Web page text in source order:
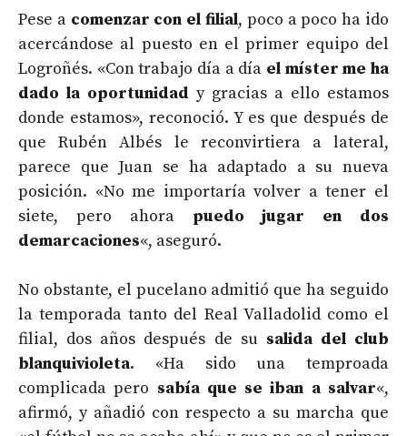
Pese a comenzar con el filial, poco a poco ha ido
acercándose al puesto en el primer equipo del
Logroñés. «Con trabajo día a día el míster me ha
dado la oportunidad y gracias a ello estamos
donde estamos», reconoció. Y es que después de
que Rubén Albés le reconvirtiera a lateral,
parece que Juan se ha adaptado a su nueva
posición. «No me importaría volver a tener el
siete, pero ahora puedo jugar en dos
demarcaciones«, aseguró.
No obstante, el pucelano admitió que ha seguido
la temporada tanto del Real Valladolid como el
filial, dos años después de su salida del club
blanquivioleta. «Ha sido una temproada
complicada pero sabía que se iban a salvar«,
afirmó, y añadió con respecto a su marcha que